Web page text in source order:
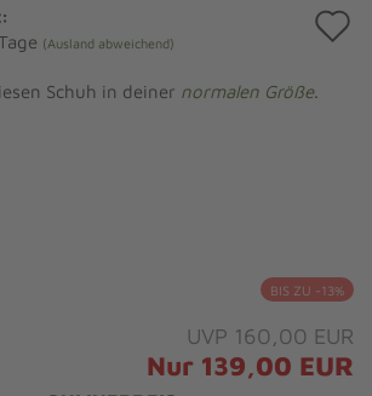
(Ausland abweichend)
Schuh in deiner normalen Größe.
BIS ZU -13%
UVP 160,00 EUR
Nur 139,00 EUR